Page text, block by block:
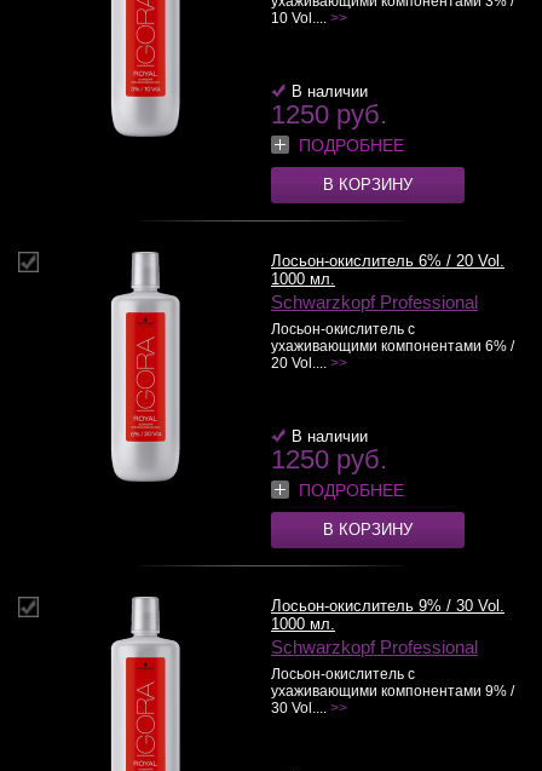
10 Vol.... >>
В наличии
1250 руб.
ПОДРОБНЕЕ
В КОРЗИНУ
Лосьон-окислитель 6% / 20 Vol.
1000 мл.
Schwarzkopf Professional
Лосьон-окислитель с
ухаживающими компонентами 6% /
20 Vol.... >>
В наличии
1250 руб.
ПОДРОБНЕЕ
В КОРЗИНУ
Лосьон-окислитель 9% / 30 Vol.
1000 мл.
Schwarzkopf Professional
Лосьон-окислитель с
ухаживающими компонентами 9% /
30 Vol.... >>